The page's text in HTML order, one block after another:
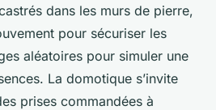
dans les murs de pierre,
pour sécuriser les
aléatoires pour simuler une
La domotique s’invite
prises commandées à